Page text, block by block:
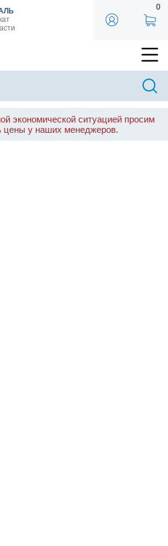
0
экономической ситуацией просим
цены у наших менеджеров.